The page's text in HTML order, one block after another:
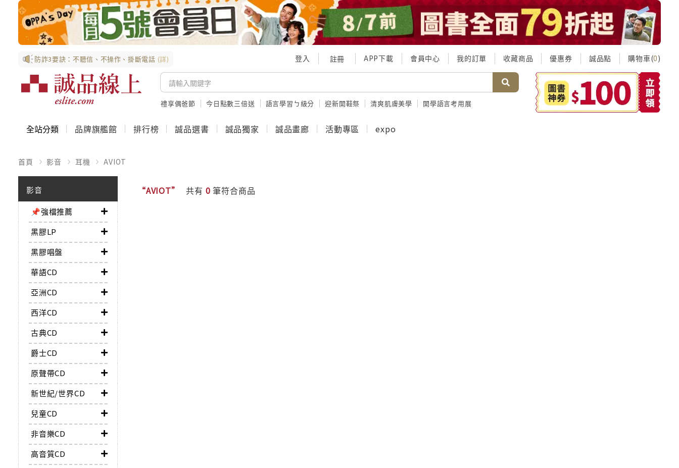
防詐3要訣：不聽信、不操作、掛斷電話 (詳) 登入 註冊 APP下載 會員中心 我的訂單 收藏商品 優惠券 誠品點 購物車(0)
禮享偶爸節 今日點數三倍送 語言學習ㄅ級分 迎新開鞋祭 清爽肌膚美學 開學語言考用展
全站分類 品牌旗艦館 排行榜 誠品選書 誠品獨家 誠品畫廊 活動專區 expo
首頁 影音 耳機 AVIOT
影音
📌強檔推薦
黑膠LP
黑膠唱盤
華語CD
亞洲CD
西洋CD
古典CD
爵士CD
原聲帶CD
新世紀/世界CD
兒童CD
非音樂CD
高音質CD
“AVIOT” 共有 0 筆符合商品